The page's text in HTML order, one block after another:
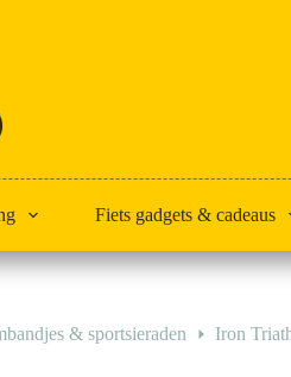
Fiets gadgets & cadeaus
& sportsieraden Iron